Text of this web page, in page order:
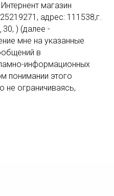
магазин
адрес: 111538,г.
) (далее -
мне на указанные
в
информационных
понимании этого
не ограничиваясь,